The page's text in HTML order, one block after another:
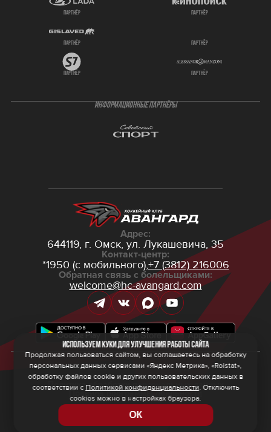
партнёр партнёр
партнёр партнёр
партнёр партнёр
ИНФОРМАЦИОННЫЕ ПАРТНЁРЫ
Адрес:
644119, г. Омск, ул. Лукашевича, 35
Контакт-центр:
*1950 (с мобильного),+7 (3812) 216006
Обратная связь с болельщиками:
welcome@hc-avangard.com
© 2026 ООО ХК «Авангард»
Политика конфиденциальности
Политика обработки персональных данных
Правила программы лояльности
Используем куки для улучшения работы сайта
Продолжая пользоваться сайтом, вы соглашаетесь на обработку
персональных данных сервисами «Яндекс Метрика», «Roistat»,
обработку файлов cookie и других пользовательских данных в
соответствии с Политикой конфиденциальности. Отключить
cookies можно в настройках браузера.
ОК